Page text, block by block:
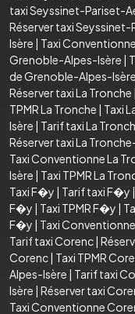
taxi Seyssinet-Pariset-
Réserver taxi
Isère | Taxi
Grenoble-Alpes-Isère |
de Grenoble-Alpes-Isère
Réserver taxi La Tronche |
TPMR La Tronche | Taxi
Isère | Tarif taxi La
Réserver taxi La
Taxi Conventionne La
Isère | Taxi TPMR La
Taxi F�y | Tarif taxi F�y |
F�y | Taxi TPMR F�y |
F�y | Taxi
Tarif taxi Corenc|
Corenc| Taxi TPMR
Alpes-Isère | Tarif taxi
Isère | Réserver taxi
Taxi Conventionne